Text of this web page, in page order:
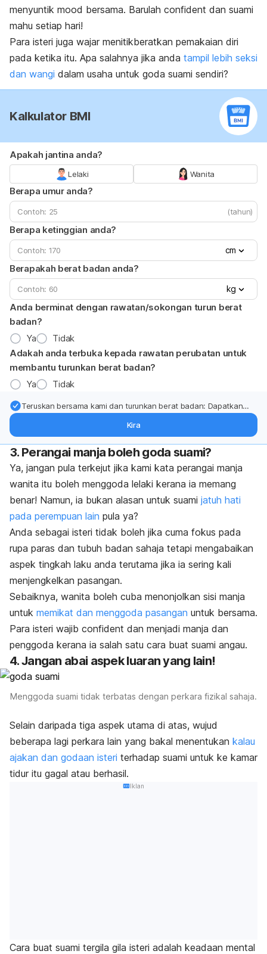
menyuntik mood bersama. Barulah confident dan suami
mahu setiap hari!
Para isteri juga wajar menitikberatkan pemakaian diri
pada ketika itu. Apa salahnya jika anda tampil lebih seksi
dan wangi dalam usaha untuk goda suami sendiri?
Kalkulator BMI
Apakah jantina anda?
Lelaki Wanita
Berapa umur anda?
(tahun)
Berapa ketinggian anda?
cm
Berapakah berat badan anda?
kg
Anda berminat dengan rawatan/sokongan turun berat
badan?
Ya
Tidak
Adakah anda terbuka kepada rawatan perubatan untuk
membantu turunkan berat badan?
Ya
Tidak
Teruskan bersama kami dan turunkan berat badan: Dapatkan
badan terus ke (peti masuk > inbox) anda.
Kira
3. Perangai manja boleh goda suami?
Ya, jangan pula terkejut jika kami kata perangai manja
wanita itu boleh menggoda lelaki kerana ia memang
benar! Namun, ia bukan alasan untuk suami jatuh hati
pada perempuan lain pula ya?
Anda sebagai isteri tidak boleh jika cuma fokus pada
rupa paras dan tubuh badan sahaja tetapi mengabaikan
aspek tingkah laku anda terutama jika ia sering kali
menjengkelkan pasangan.
Sebaiknya, wanita boleh cuba menonjolkan sisi manja
untuk memikat dan menggoda pasangan untuk bersama.
Para isteri wajib confident dan menjadi manja dan
penggoda kerana ia salah satu cara buat suami angau.
4. Jangan abai aspek luaran yang lain!
Menggoda suami tidak terbatas dengan perkara fizikal sahaja.
Selain daripada tiga aspek utama di atas, wujud
beberapa lagi perkara lain yang bakal menentukan kalau
ajakan dan godaan isteri terhadap suami untuk ke kamar
tidur itu gagal atau berhasil.
Iklan
Cara buat suami tergila gila isteri adalah keadaan mental